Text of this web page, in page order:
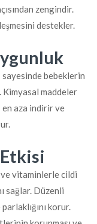
zengindir.
destekler.
sayesinde bebeklerin
maddeler
aza indirir ve
vitaminlerle cildi
sağlar. Düzenli
korur.